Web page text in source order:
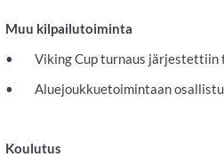
Muu kilpailutoiminta
• Viking Cup turnaus järjestettiin
• Aluejoukkuetoimintaan osallistui
Koulutus